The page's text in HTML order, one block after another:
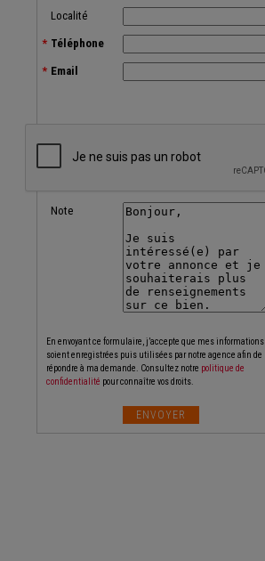
Localité
Téléphone
Email
Note
En envoyant ce formulaire, j’accepte que mes informations
soient enregistrées puis utilisées par notre agence afin de
répondre à ma demande. Consultez notre politique de
confidentialité pour connaître vos droits.